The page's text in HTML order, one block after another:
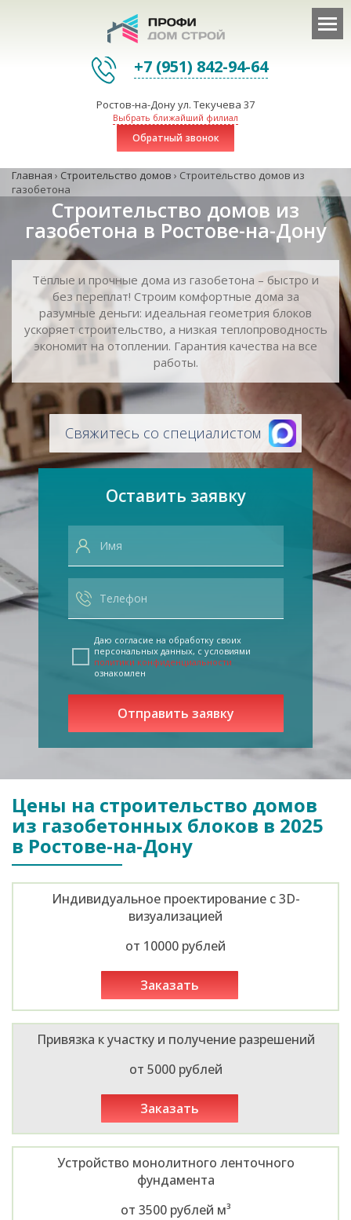
+7 (951) 842-94-64
Ростов-на-Дону ул. Текучева 37
Выбрать ближайший филиал
Обратный звонок
Главная › Строительство домов › Строительство домов из
газобетона
Строительство домов из
газобетона в Ростове-на-Дону
Тёплые и прочные дома из газобетона – быстро и
без переплат! Строим комфортные дома за
разумные деньги: идеальная геометрия блоков
ускоряет строительство, а низкая теплопроводность
экономит на отоплении. Гарантия качества на все
работы.
Свяжитесь со специалистом
Оставить заявку
Даю согласие на обработку своих
персональных данных, с условиями
политики конфиденциальности
ознакомлен
Цены на строительство домов
из газобетонных блоков в 2025
в Ростове-на-Дону
Индивидуальное проектирование с 3D-
визуализацией
от 10000 рублей
заказать
Привязка к участку и получение разрешений
от 5000 рублей
заказать
Устройство монолитного ленточного
фундамента
от 3500 рублей м³